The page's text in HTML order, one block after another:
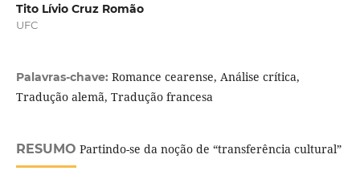
Tito Lívio Cruz Romão
UFC
Palavras-chave: Romance cearense, Análise crítica,
Tradução alemã, Tradução francesa
RESUMO Partindo-se da noção de “transferência cultural”